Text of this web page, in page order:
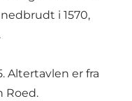
i 1570,
Altertavlen er fra
Roed.